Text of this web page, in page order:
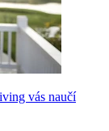
vás naučí